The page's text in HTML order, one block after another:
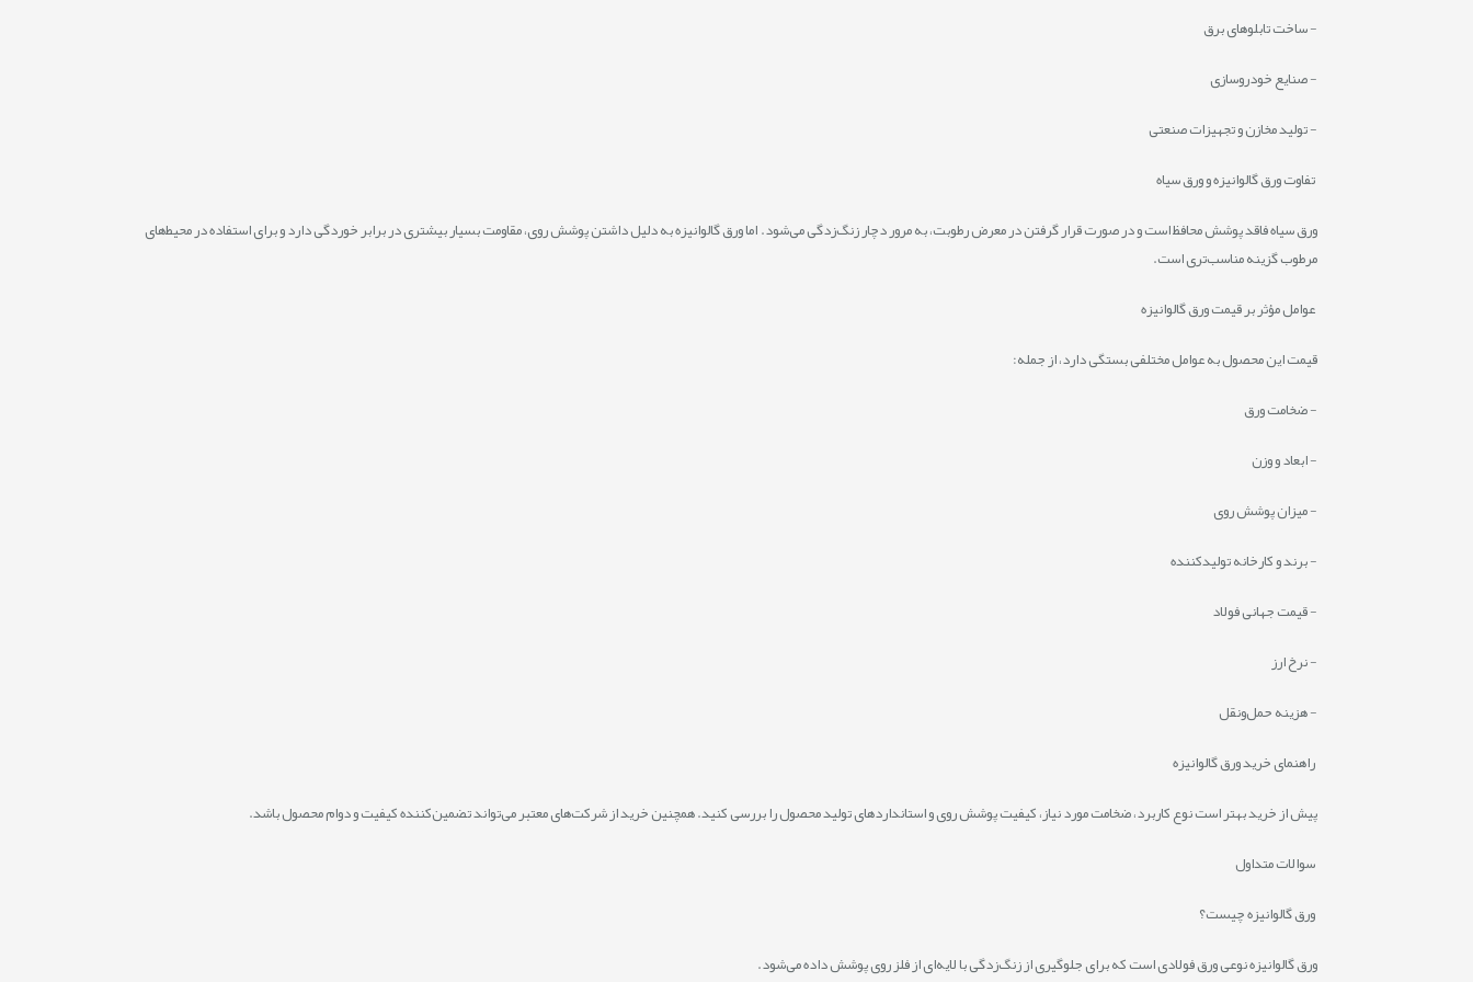
- ساخت تابلوهای برق
- صنایع خودروسازی
- تولید مخازن و تجهیزات صنعتی
تفاوت ورق گالوانیزه و ورق سیاه
ورق سیاه فاقد پوشش محافظ است و در صورت قرار گرفتن در معرض رطوبت، به مرور دچار زنگ‌زدگی می‌شود. اما ورق گالوانیزه به دلیل داشتن پوشش روی، مقاومت بسیار بیشتری در برابر خوردگی دارد و برای استفاده در محیط‌های
مرطوب گزینه مناسب‌تری است.
عوامل مؤثر بر قیمت ورق گالوانیزه
قیمت این محصول به عوامل مختلفی بستگی دارد، از جمله:
- ضخامت ورق
- ابعاد و وزن
- میزان پوشش روی
- برند و کارخانه تولیدکننده
- قیمت جهانی فولاد
- نرخ ارز
- هزینه حمل‌ونقل
راهنمای خرید ورق گالوانیزه
پیش از خرید بهتر است نوع کاربرد، ضخامت مورد نیاز، کیفیت پوشش روی و استانداردهای تولید محصول را بررسی کنید. همچنین خرید از شرکت‌های معتبر می‌تواند تضمین‌کننده کیفیت و دوام محصول باشد.
سوالات متداول
ورق گالوانیزه چیست؟
ورق گالوانیزه نوعی ورق فولادی است که برای جلوگیری از زنگ‌زدگی با لایه‌ای از فلز روی پوشش داده می‌شود.